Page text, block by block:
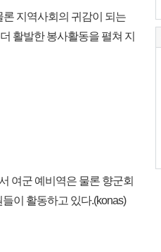
지역사회의 귀감이 되는
활발한 봉사활동을 펼쳐 지
여군 예비역은 물론 향군회
이 활동하고 있다.(konas)